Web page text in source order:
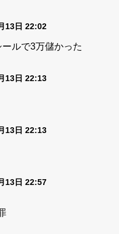
13日 22:02
ルで3万儲かった
13日 22:13
13日 22:13
13日 22:57